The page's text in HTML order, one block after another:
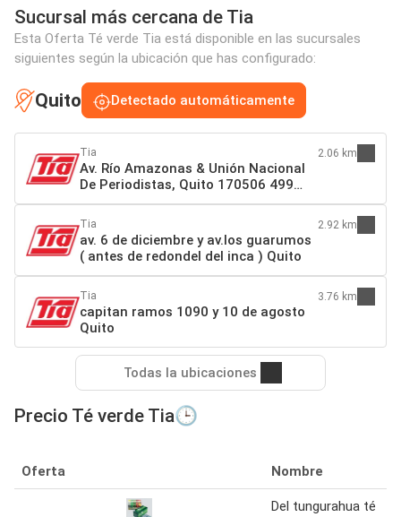
Sucursal más cercana de Tia
Esta Oferta Té verde Tia está disponible en las sucursales
siguientes según la ubicación que has configurado:
Quito Detectado automáticamente
Tia
Av. Río Amazonas & Unión Nacional
De Periodistas, Quito 170506 499
Quito
2.06 km
Tia
av. 6 de diciembre y av.los guarumos
( antes de redondel del inca ) Quito
2.92 km
Tia
capitan ramos 1090 y 10 de agosto
Quito
3.76 km
Todas la ubicaciones
Precio Té verde Tia🕒
Oferta Nombre
Del tungurahua té